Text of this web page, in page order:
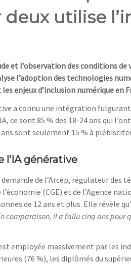
deux utilise
et l’observation des conditions de
l’adoption des technologies
enjeux d’inclusion numérique en
a connu une intégration
ce sont 85 % des 18-24 ans qui
ans sont seulement 15 % à
l’IA générative
de l’Arcep, régulateur des
(CGE) et de l’Agence
de 12 ans et plus. Elle révèle
comparaison, il a fallu cinq ans pour
employée massivement par les
(76 %), les diplômés du